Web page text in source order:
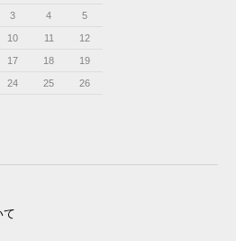
3 4 5
10 11 12
17 18 19
24 25 26
て